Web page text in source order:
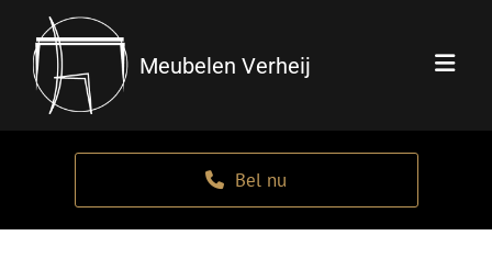
Meubelen Verheij
Bel nu